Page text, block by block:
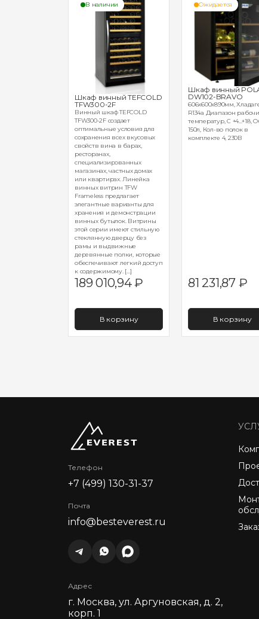
В наличии
Шкаф винный TEFCOLD
TFW300-2F
Винный шкаф TEFCOLD
TFW300-2F создает
оптимальные условия для
сохранения всех вкусовых
свойств вина в барах,
ресторанах,
специализированных
магазинах, частных домах
или квартирах. Линейка
винных витрин TFW
Frameless предлагает
элегантные варианты для
хранения и демонстрации
винных бутылок. Витрины
этой серии имеют стильную
стеклянную дверцу без
рамы и выдвижные
деревянные полки, которые
обеспечивают легкий доступ
к содержимому. […]
189 010,94₽
В корзину
Ожидается
Шкаф винный
DW102-BRAVO
606х600х890мм,
R134a Диапазон
температур, C +4...+18,
150л, Кол-во полок в
комплекте 4, 230В
81 231,87 ₽
В корзину
Телефон
+7 (499) 130-31-37
Почта
info@besteverest.ru
Адрес
г. Москва, ул. Аргуновская, д. 2,
корп. 1